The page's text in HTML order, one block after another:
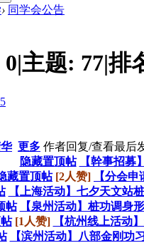
› 同学会公告
0|主题: 77|排
更多 作者回复/查看最后
隐藏置顶帖
【幹事招
藏置顶帖 [2人赞] 【分会
【上海活动】七夕天文站
帖
【泉州活动】桩功调身
[1人赞] 【杭州线上活动
【滨州活动】八部金刚功